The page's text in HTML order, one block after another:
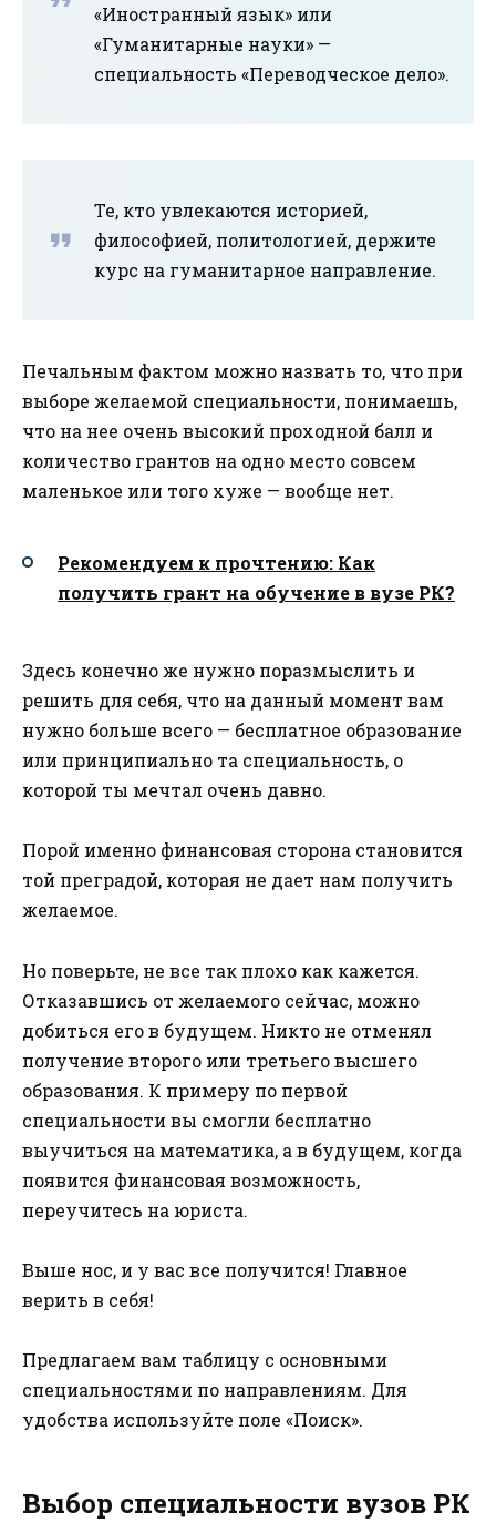
«Иностранный язык» или
«Гуманитарные науки» —
специальность «Переводческое дело».
Те, кто увлекаются историей,
философией, политологией, держите
курс на гуманитарное направление.
Печальным фактом можно назвать то, что при
выборе желаемой специальности, понимаешь,
что на нее очень высокий проходной балл и
количество грантов на одно место совсем
маленькое или того хуже — вообще нет.
Рекомендуем к прочтению: Как
получить грант на обучение в вузе РК?
Здесь конечно же нужно поразмыслить и
решить для себя, что на данный момент вам
нужно больше всего — бесплатное образование
или принципиально та специальность, о
которой ты мечтал очень давно.
Порой именно финансовая сторона становится
той преградой, которая не дает нам получить
желаемое.
Но поверьте, не все так плохо как кажется.
Отказавшись от желаемого сейчас, можно
добиться его в будущем. Никто не отменял
получение второго или третьего высшего
образования. К примеру по первой
специальности вы смогли бесплатно
выучиться на математика, а в будущем, когда
появится финансовая возможность,
переучитесь на юриста.
Выше нос, и у вас все получится! Главное
верить в себя!
Предлагаем вам таблицу с основными
специальностями по направлениям. Для
удобства используйте поле «Поиск».
Выбор специальности вузов РК